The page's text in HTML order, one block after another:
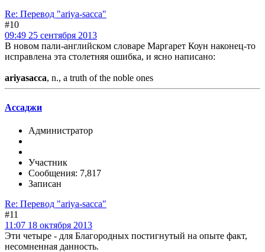
Re: Перевод "ariya-sacca"
#10
09:49 25 сентября 2013
В новом пали-английском словаре Маргарет Коун наконец-то
исправлена эта столетняя ошибка, и ясно написано:
ariyasacca, n., a truth of the noble ones
Ассаджи
Администратор
Участник
Сообщения: 7,817
Записан
Re: Перевод "ariya-sacca"
#11
11:07 18 октября 2013
Эти четыре - для Благородных постигнутый на опыте факт,
несомненная данность.